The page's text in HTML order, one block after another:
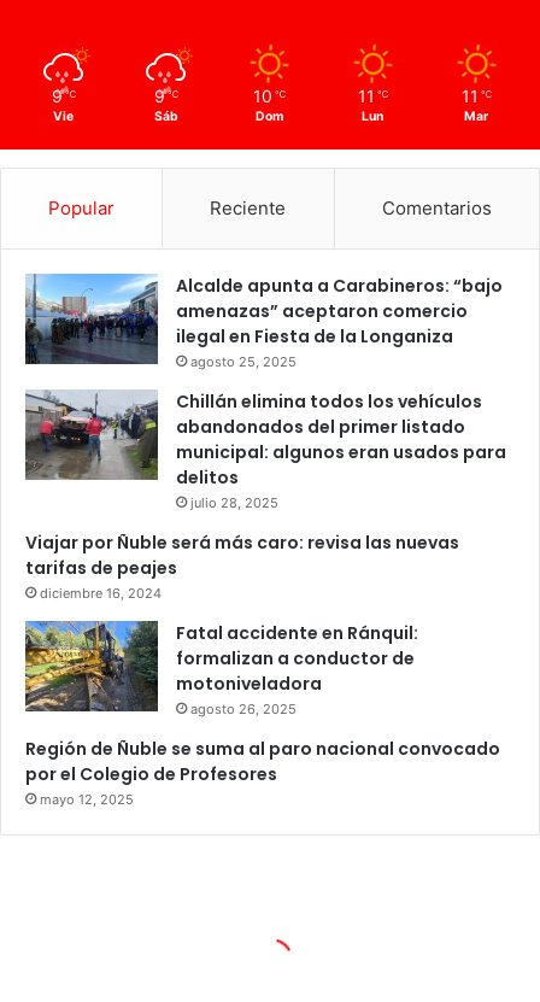
9 ℃
Vie
9 ℃
Sáb
10 ℃
Dom
11 ℃
Lun
11 ℃
Mar
Popular Reciente Comentarios
Alcalde apunta a Carabineros: “bajo
amenazas” aceptaron comercio
ilegal en Fiesta de la Longaniza
agosto 25, 2025
Chillán elimina todos los vehículos
abandonados del primer listado
municipal: algunos eran usados para
delitos
julio 28, 2025
Viajar por Ñuble será más caro: revisa las nuevas
tarifas de peajes
diciembre 16, 2024
Fatal accidente en Ránquil:
formalizan a conductor de
motoniveladora
agosto 26, 2025
Región de Ñuble se suma al paro nacional convocado
por el Colegio de Profesores
mayo 12, 2025